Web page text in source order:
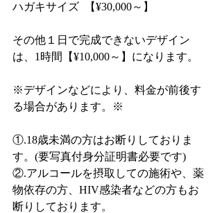
ハガキサイズ  【¥30,000～】
その他１日で完成できないデザイン
は、1時間【¥10,000～】になります。
※デザインなどにより、料金が前後す
る場合があります。※
①.18歳未満の方はお断りしておりま
す。(要写真付身分証明書必要です)
②.アルコールを摂取しての施術や、薬
物依存の方、HIV感染者などの方もお
断りしております。